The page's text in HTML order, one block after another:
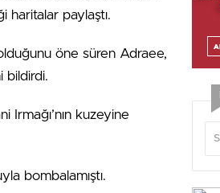
haritalar paylaştı.
öne süren Adraee,
bildirdi.
kuzeyine
bombalamıştı.